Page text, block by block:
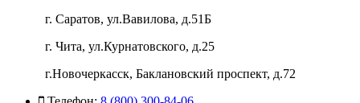
г. Саратов, ул.Вавилова, д.51Б
г. Чита, ул.Курнатовского, д.25
г.Новочеркасск, Баклановский проспект, д.72